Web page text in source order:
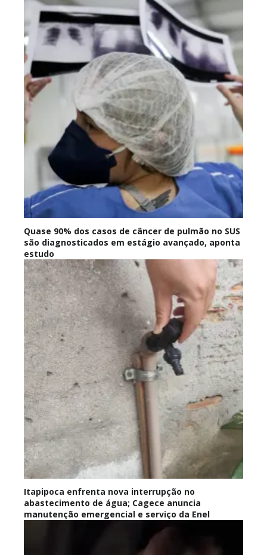
Quase 90% dos casos de câncer de pulmão no SUS
são diagnosticados em estágio avançado, aponta
estudo
Itapipoca enfrenta nova interrupção no
abastecimento de água; Cagece anuncia
manutenção emergencial e serviço da Enel